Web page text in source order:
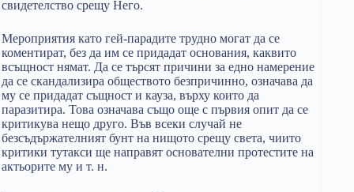
свидетелство срещу Него.
Мероприятия като гей-парадите трудно могат да се
коментират, без да им се придадат основания, каквито
всъщност нямат. Да се търсят причини за едно намерение
да се скандализира обществото безпричинно, означава да
му се придадат същност и кауза, върху които да
паразитира. Това означава също още с първия опит да се
критикува нещо друго. Във всеки случай не
безсъдържателният бунт на нищото срещу света, чиито
критики тутакси ще направят основателни протестите на
актьорите му и т. н.